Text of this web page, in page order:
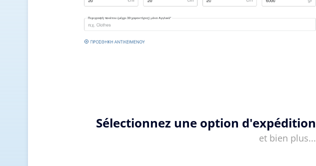
Sélectionnez une option d'expédition
et bien plus...